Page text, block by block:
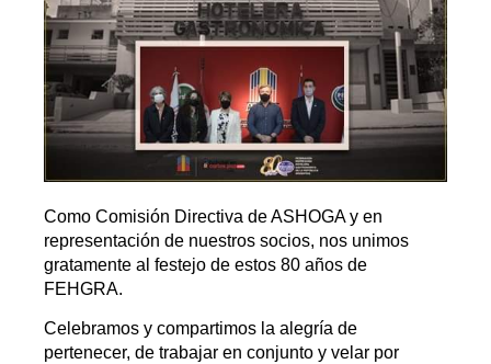
Como Comisión Directiva de ASHOGA y en
representación de nuestros socios, nos unimos
gratamente al festejo de estos 80 años de
FEHGRA.
Celebramos y compartimos la alegría de
pertenecer, de trabajar en conjunto y velar por